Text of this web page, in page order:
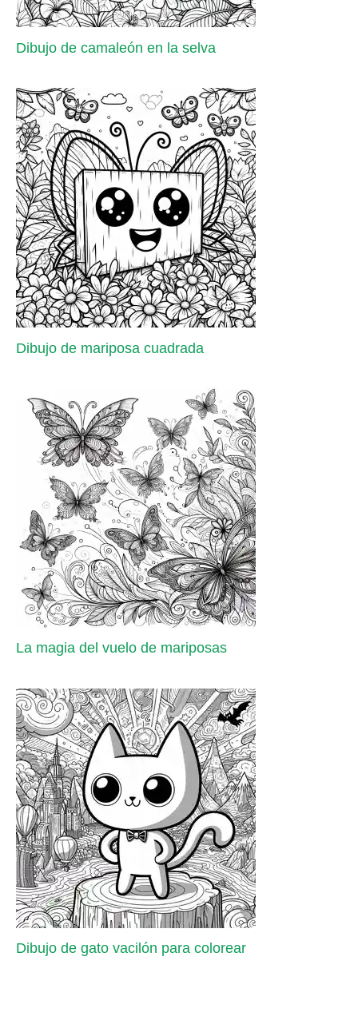
Dibujo de camaleón en la selva
Dibujo de mariposa cuadrada
La magia del vuelo de mariposas
Dibujo de gato vacilón para colorear